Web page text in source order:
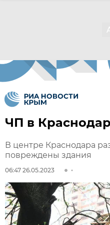
ЧП в
В центре Краснодара
повреждены здания
06:47 26.05.2023